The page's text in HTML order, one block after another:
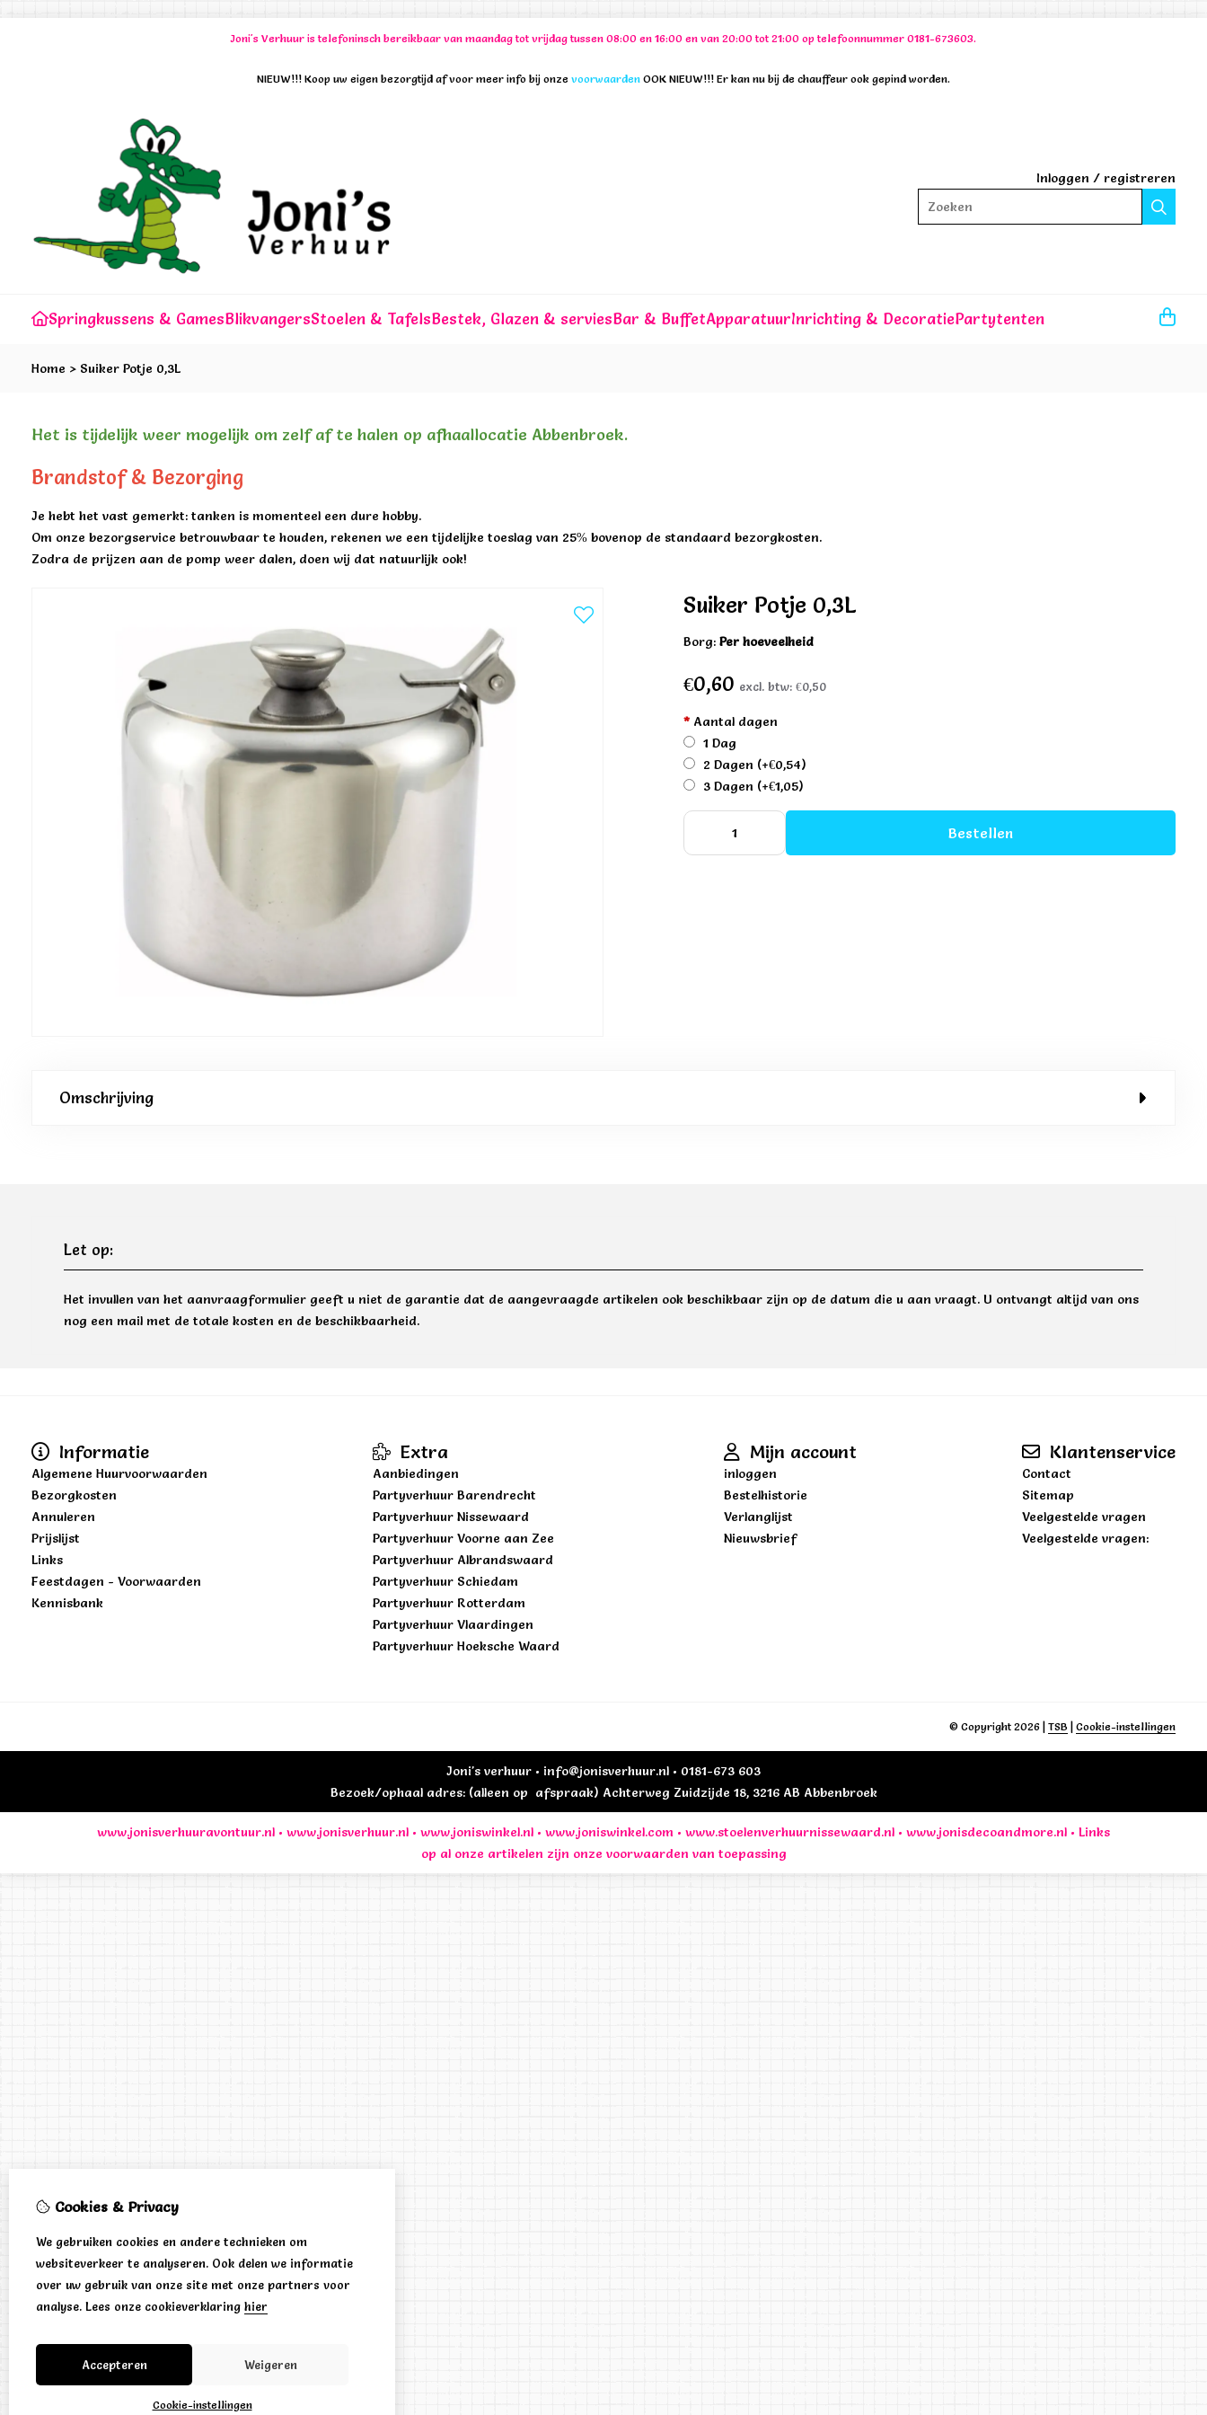
Joni's Verhuur is telefoninsch bereikbaar van maandag tot vrijdag tussen 08:00 en 16:00 en van 20:00 tot 21:00 op telefoonnummer 0181-673603.
NIEUW!!! Koop uw eigen bezorgtijd af voor meer info bij onze voorwaarden OOK NIEUW!!! Er kan nu bij de chauffeur ook gepind worden.
Inloggen / registreren
Zoeken
Springkussens & GamesBlikvangersStoelen & TafelsBestek, Glazen & serviesBar & BuffetApparatuurInrichting & DecoratiePartytenten
Home > Suiker Potje 0,3L
Het is tijdelijk weer mogelijk om zelf af te halen op afhaallocatie Abbenbroek.
Brandstof & Bezorging
Je hebt het vast gemerkt: tanken is momenteel een dure hobby.
Om onze bezorgservice betrouwbaar te houden, rekenen we een tijdelijke toeslag van 25% bovenop de standaard bezorgkosten.
Zodra de prijzen aan de pomp weer dalen, doen wij dat natuurlijk ook!
Suiker Potje 0,3L
Borg:Per hoeveelheid
€0,60 excl. btw:€0,50
* Aantal dagen
1 Dag
2 Dagen (+€0,54)
3 Dagen (+€1,05)
Bestellen
Omschrijving
Let op:
Het invullen van het aanvraagformulier geeft u niet de garantie dat de aangevraagde artikelen ook beschikbaar zijn op de datum die u aan vraagt. U ontvangt altijd van ons
nog een mail met de totale kosten en de beschikbaarheid.
Informatie
Algemene Huurvoorwaarden
Bezorgkosten
Annuleren
Prijslijst
Links
Feestdagen - Voorwaarden
Kennisbank
Extra
Aanbiedingen
Partyverhuur Barendrecht
Partyverhuur Nissewaard
Partyverhuur Voorne aan Zee
Partyverhuur Albrandswaard
Partyverhuur Schiedam
Partyverhuur Rotterdam
Partyverhuur Vlaardingen
Partyverhuur Hoeksche Waard
Mijn account
inloggen
Bestelhistorie
Verlanglijst
Nieuwsbrief
Klantenservice
Contact
Sitemap
Veelgestelde vragen
Veelgestelde vragen:
© Copyright 2026 TSB Cookie-instellingen
Joni's verhuur • info@jonisverhuur.nl • 0181-673 603
Bezoek/ophaal adres: (alleen op afspraak) Achterweg Zuidzijde 18, 3216 AB Abbenbroek
www.jonisverhuuravontuur.nl • www.jonisverhuur.nl • www.joniswinkel.nl • www.joniswinkel.com • www.stoelenverhuurnissewaard.nl • www.jonisdecoandmore.nl • Links
op al onze artikelen zijn onze voorwaarden van toepassing
Cookies & Privacy
We gebruiken cookies en andere technieken om
websiteverkeer te analyseren. Ook delen we informatie
over uw gebruik van onze site met onze partners voor
analyse. Lees onze cookieverklaring hier
Accepteren Weigeren
Cookie-instellingen